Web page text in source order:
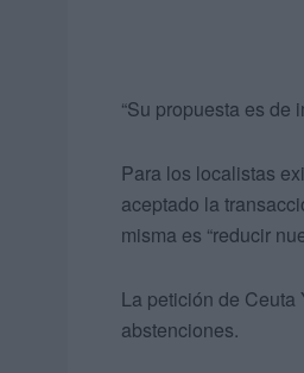
“Su propuesta es de
Para los localistas
aceptado la
misma es “reducir
La petición de Ceuta
abstenciones.